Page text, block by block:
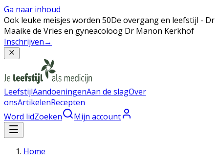
Ga naar inhoud
Ook leuke meisjes worden 50De overgang en leefstijl - Dr
Maaike de Vries en gyneacoloog Dr Manon Kerkhof
Inschrijven→
LeefstijlAandoeningenAan de slagOver
onsArtikelenRecepten
Word lidZoeken Mijn account
Home